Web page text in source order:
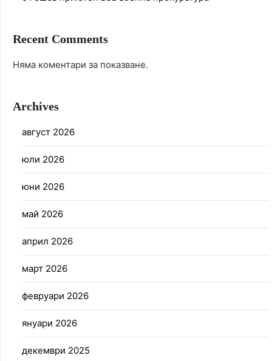
Recent Comments
Няма коментари за показване.
Archives
август 2026
юли 2026
юни 2026
май 2026
април 2026
март 2026
февруари 2026
януари 2026
декември 2025